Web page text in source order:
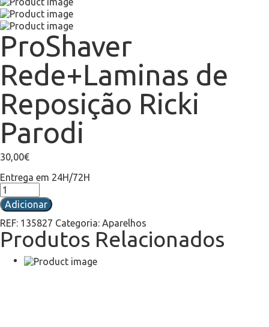
ProShaver
Rede+Laminas de
Reposição Ricki
Parodi
30,00€
Entrega em 24H/72H
Adicionar
REF: 135827 Categoria: Aparelhos
Produtos Relacionados